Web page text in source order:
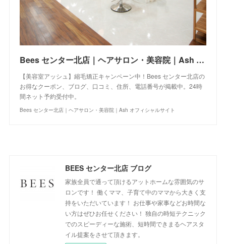
Bees センター北店｜ヘアサロン・美容院｜Ash オフィシャルサイト
【美容室アッシュ】縮毛矯正キャンペーン中！Bees センター北店の
お得なクーポン、ブログ、口コミ、住所、電話番号が掲載中。24時
間ネット予約受付中。
Bees センター北店｜ヘアサロン・美容院｜Ash オフィシャルサイト
BEES センター北店 ブログ
家族全員で通って頂けるアットホームな雰囲気のサ
ロンです！ 働くママ、子育て中のママから大きく支
持をいただいています！ お仕事や家事などお時間な
い方はぜひお任せください！ 独自の時短テクニック
でのスピーディーな施術、短時間できまるヘアスタ
イル提案をさせて頂きます。